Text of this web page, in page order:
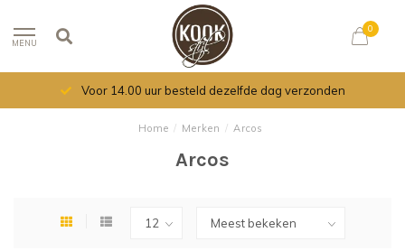
MENU
0
Voor 14.00 uur besteld dezelfde dag verzonden
Home / Merken / Arcos
Arcos